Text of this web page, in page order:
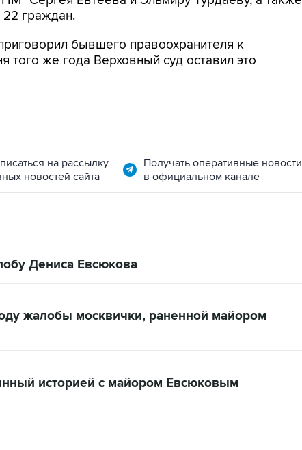
граждан.
бывшего правоохранителя к
же года Верховный суд оставил это
на рассылку
новостей сайта
Получать оперативные новости
в официальном канале
Дениса Евсюкова
жалобы москвички, раненной майором
историей с майором Евсюковым